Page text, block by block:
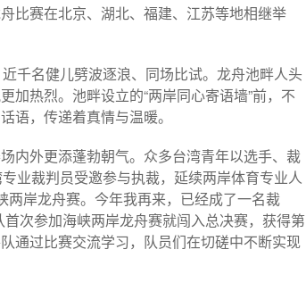
比赛在北京、湖北、福建、江苏等地相继举
千名健儿劈波逐浪、同场比试。龙舟池畔人头
加热烈。池畔设立的“两岸同心寄语墙”前，不
语，传递着真情与温暖。
内外更添蓬勃朝气。众多台湾青年以选手、裁
业裁判员受邀参与执裁，延续两岸体育专业人
两岸龙舟赛。今年我再来，已经成了一名裁
次参加海峡两岸龙舟赛就闯入总决赛，获得第
通过比赛交流学习，队员们在切磋中不断实现